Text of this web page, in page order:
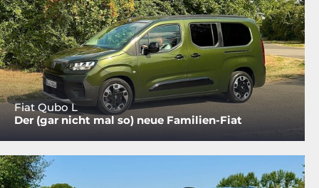
Fiat Qubo L
Der (gar nicht mal so) neue Familien-Fiat